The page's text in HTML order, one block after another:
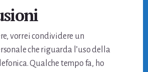
vorrei condividere un
che riguarda l’uso della
Qualche tempo fa, ho